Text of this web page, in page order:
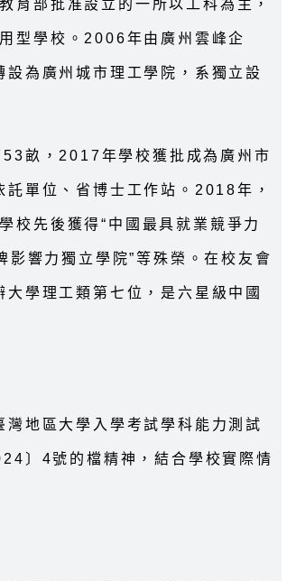
育部批准設立的一所以工科為主，
型學校。2006年由廣州雲峰企
為廣州城市理工學院，系獨立設
畝，2017年學校獲批成為廣州市
單位、省博士工作站。2018年，
校先後獲得“中國最具就業競爭力
影響力獨立學院”等殊榮。在校友會
學理工類第七位，是六星級中國
地區大學入學考試學科能力測試
〕4號的檔精神，結合學校實際情